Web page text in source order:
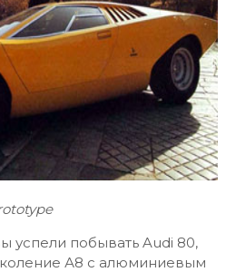
успели побывать Audi 80,
А8 с алюминиевым